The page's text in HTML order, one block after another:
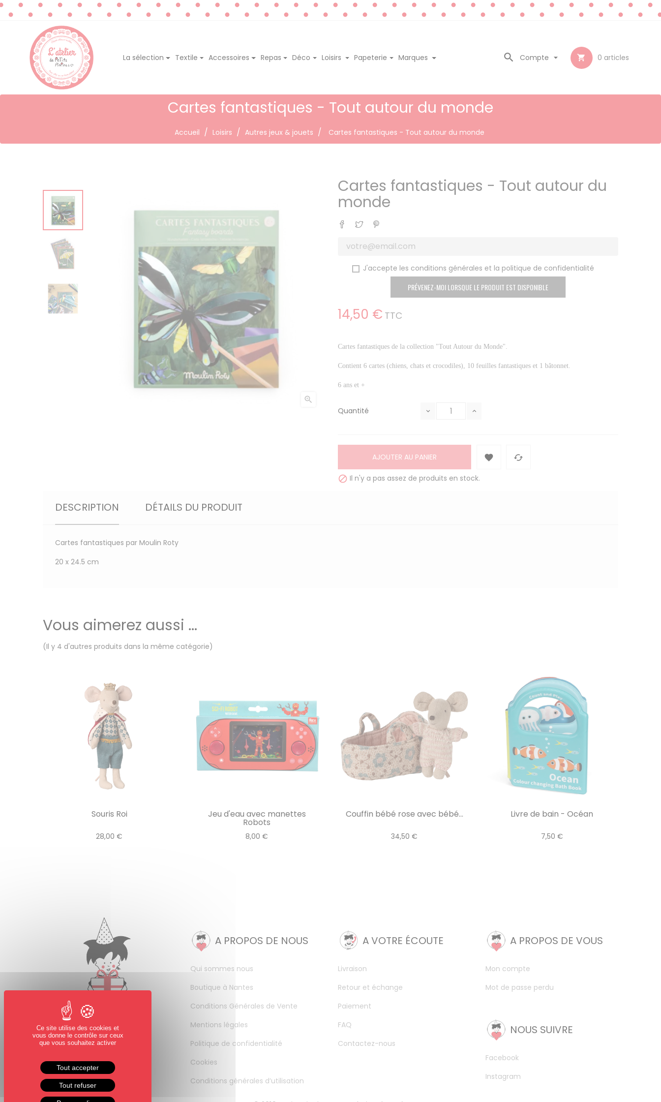
La sélection Textile Accessoires Repas Déco Loisirs Papeterie Marques  0 articles
Compte 

Cartes fantastiques - Tout autour du monde
Accueil Loisirs Autres jeux & jouets Cartes fantastiques - Tout autour du monde

Cartes fantastiques - Tout autour du
monde
Partager
Tweet
J'accepte les conditions générales et la politique de confidentialité
PRÉVENEZ-MOI LORSQUE LE PRODUIT EST DISPONIBLE
14,50 € TTC
Cartes fantastiques de la collection "Tout Autour du Monde".
Contient 6 cartes (chiens, chats et crocodiles), 10 feuilles fantastiques et 1 bâtonnet.
6 ans et +
Quantité
AJOUTER AU PANIER  
 Il n'y a pas assez de produits en stock.
DESCRIPTION DÉTAILS DU PRODUIT
Cartes fantastiques par Moulin Roty
20 x 24.5 cm
Vous aimerez aussi ...
(Il y 4 d'autres produits dans la même catégorie)
Souris Roi
28,00 €
Jeu d'eau avec manettes
Robots
8,00 €
Couffin bébé rose avec bébé...
34,50 €
Livre de bain - Océan
7,50 €
A PROPOS DE NOUS
Qui sommes nous
Boutique à Nantes
Conditions Générales de Vente
Mentions légales
Politique de confidentialité
Cookies
Conditions générales d’utilisation
A VOTRE ÉCOUTE
Livraison
Retour et échange
Paiement
FAQ
Contactez-nous
A PROPOS DE VOUS
Mon compte
Mot de passe perdu
NOUS SUIVRE
Facebook
Instagram
Ce site utilise des cookies et
vous donne le contrôle sur ceux
que vous souhaitez activer
Tout accepter
Tout refuser